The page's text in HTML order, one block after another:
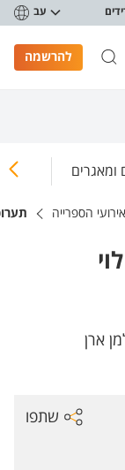
עב
להרשמה
ומאגרים
אירועי הספרייה
ארן
שתפו